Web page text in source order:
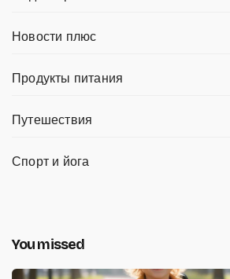
Новости плюс
Продукты питания
Путешествия
Спорт и йога
You missed